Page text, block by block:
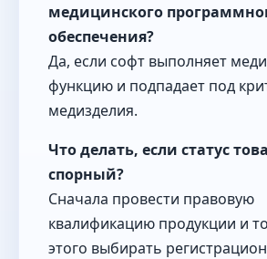
медицинского
обеспечения?
Да, если софт выполняет
функцию и подпадает под
медизделия.
Что делать, если статус
спорный?
Сначала провести правовую
квалификацию продукции и
этого выбирать